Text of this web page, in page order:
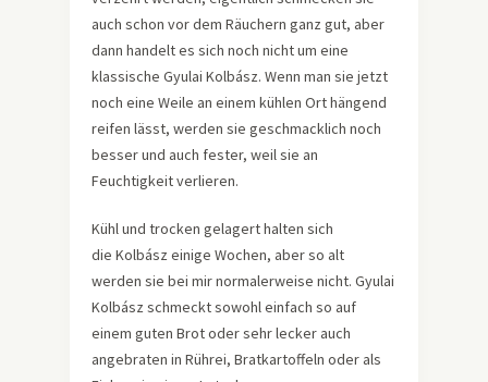
auch schon vor dem Räuchern ganz gut, aber
dann handelt es sich noch nicht um eine
klassische Gyulai Kolbász. Wenn man sie jetzt
noch eine Weile an einem kühlen Ort hängend
reifen lässt, werden sie geschmacklich noch
besser und auch fester, weil sie an
Feuchtigkeit verlieren.
Kühl und trocken gelagert halten sich
die Kolbász einige Wochen, aber so alt
werden sie bei mir normalerweise nicht. Gyulai
Kolbász schmeckt sowohl einfach so auf
einem guten Brot oder sehr lecker auch
angebraten in Rührei, Bratkartoffeln oder als